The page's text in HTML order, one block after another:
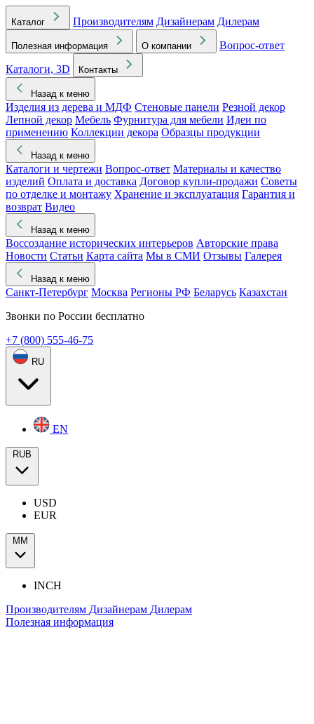
Каталог Производителям Дизайнерам Дилерам
Полезная информация О компании
Вопрос-ответ
Каталоги, 3D
Контакты
Назад к меню
Изделия из дерева и МДФ Стеновые панели Резной декор
Лепной декор Мебель Фурнитура для мебели Идеи по
применению Коллекции декора Образцы продукции
Назад к меню
Каталоги и чертежи Вопрос-ответ Материалы и качество
изделий Оплата и доставка Договор купли-продажи Советы
по отделке и монтажу Хранение и эксплуатация Гарантия и
возврат Видео
Назад к меню
Воссоздание исторических интерьеров Авторские права
Новости Статьи Карта сайта Мы в СМИ Отзывы Галерея
Назад к меню
Санкт-Петербург Москва Регионы РФ Беларусь Казахстан
Звонки по России бесплатно
+7 (800) 555-46-75
RU
EN
RUB
USD
EUR
ММ
INCH
Производителям Дизайнерам Дилерам
Полезная информация